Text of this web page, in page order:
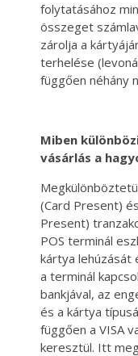
folytatásához
összeget
zárolja a
terhelése
függően néhány
Miben
vásárlás a
(Card Present)
Present)
POS terminál
kártya lehúzását
a terminál
bankjával, az
és a kártya
függően a VISA
keresztül. Itt